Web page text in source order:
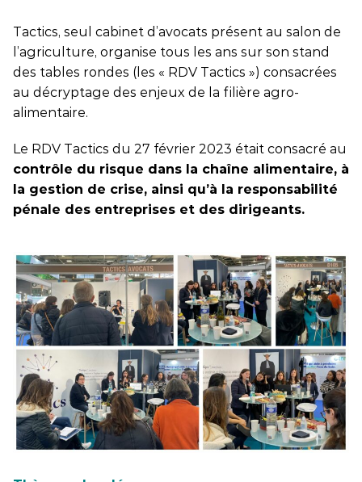
Tactics, seul cabinet d’avocats présent au salon de
l’agriculture, organise tous les ans sur son stand
des tables rondes (les « RDV Tactics ») consacrées
au décryptage des enjeux de la filière agro-
alimentaire.
Le RDV Tactics du 27 février 2023 était consacré au
contrôle du risque dans la chaîne alimentaire, à
la gestion de crise, ainsi qu’à la responsabilité
pénale des entreprises et des dirigeants.